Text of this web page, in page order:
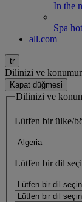
In the
Spa
all.com
tr
Dilinizi ve
Kapat düğmesi
Dilinizi ve
Lütfen bir ülke/
Lütfen bir dil